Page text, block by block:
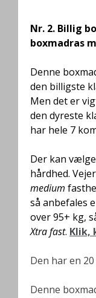
Nr. 2. Billig
boxmadras
Denne
den billigste
Men det er
den dyreste
har hele 7
Der kan
hårdhed.
medium
så anbefales
over 95+ kg,
Xtra fast. Klik,
Den har en
Denne